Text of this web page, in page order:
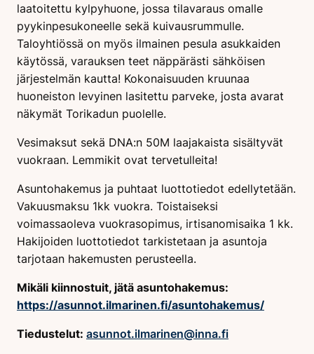
laatoitettu kylpyhuone, jossa tilavaraus omalle
pyykinpesukoneelle sekä kuivausrummulle.
Taloyhtiössä on myös ilmainen pesula asukkaiden
käytössä, varauksen teet näppärästi sähköisen
järjestelmän kautta! Kokonaisuuden kruunaa
huoneiston levyinen lasitettu parveke, josta avarat
näkymät Torikadun puolelle.
Vesimaksut sekä DNA:n 50M laajakaista sisältyvät
vuokraan. Lemmikit ovat tervetulleita!
Asuntohakemus ja puhtaat luottotiedot edellytetään.
Vakuusmaksu 1kk vuokra. Toistaiseksi
voimassaoleva vuokrasopimus, irtisanomisaika 1 kk.
Hakijoiden luottotiedot tarkistetaan ja asuntoja
tarjotaan hakemusten perusteella.
Mikäli kiinnostuit, jätä asuntohakemus:
https://asunnot.ilmarinen.fi/asuntohakemus/
Tiedustelut: asunnot.ilmarinen@inna.fi